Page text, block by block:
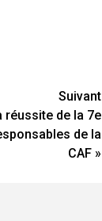
Suivant
réussite de la 7e
de la
CAF »